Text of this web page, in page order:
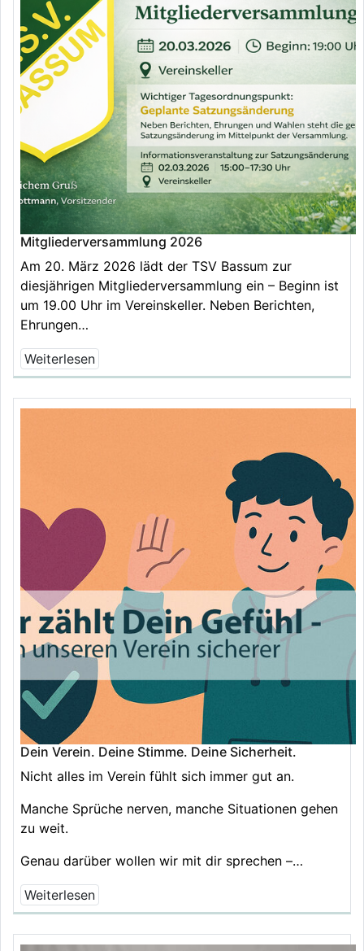
Mitgliederversammlung 2026
Am 20. März 2026 lädt der TSV Bassum zur
diesjährigen Mitgliederversammlung ein – Beginn ist
um 19.00 Uhr im Vereinskeller. Neben Berichten,
Ehrungen…
Weiterlesen
Dein Verein. Deine Stimme. Deine Sicherheit.
Nicht alles im Verein fühlt sich immer gut an.
Manche Sprüche nerven, manche Situationen gehen
zu weit.
Genau darüber wollen wir mit dir sprechen –…
Weiterlesen